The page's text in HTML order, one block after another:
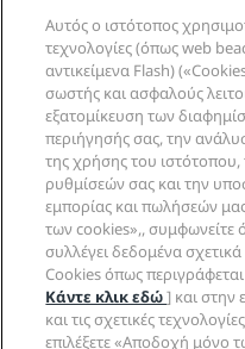
Προορισμοί
Νέα και επερχόμενα
Εφαρμογή Radisson Hotels
Ξενοδοχεία εγκεκριμένα
Οικογενειακά ξενοδοχεία
Υγεία και ασφάλεια
Ταξιδιωτικά πρακτορεία
Εταιρικά
Radisson Hotel Group
Μέσα κοινωνικής
Σταδιοδρομίες RHG
Σταδιοδρομίες PPHE
Σταδιοδρομίες EHL
The Club by RHG
Επιχειρηματική ανάπτυξη
Εταιρική Υπευθυνότητα
Προμήθειες
Νομικές πληροφορίες
Κέντρο απορρήτου
Ανακοίνωση νομικού
Όροι και προϋποθέσεις
Συμφωνητικό χρήσης
Ψηφιακή προσβασιμότητα
Δήλωση για τη σύγχρονη
Βοήθεια
Ειδοποιήσεις καταναλωτών
Επικοινωνία
Συχνές ερωτήσεις
Χάρτης ιστότοπου
Κοινωνικά δίκτυα
Επωνυμίες Radisson Hotels
Αυτός ο ιστότοπος
τεχνολογίες (όπως web
αντικείμενα Flash)
σωστής και ασφαλούς
εξατομίκευση των
περιήγησής σας, την
της χρήσης του
ρυθμίσεών σας και την
εμπορίας και πωλήσεών
των cookies»,, συμφωνείτε
συλλέγει δεδομένα
Cookies όπως
Κάντε κλικ εδώ] και στην
και τις σχετικές
επιλέξετε «Αποδοχή μόνο